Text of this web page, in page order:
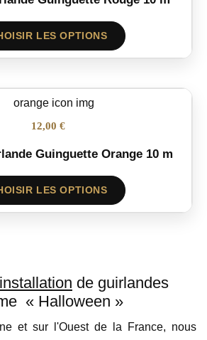
LES OPTIONS
12,00 €
Guinguette Orange 10 m
LES OPTIONS
de guirlandes
« Halloween »
et sur l'Ouest de la France, nous